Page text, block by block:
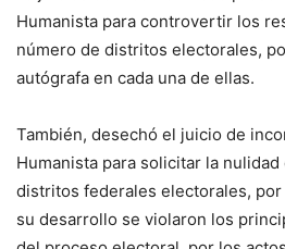
Humanista para controvertir los
número de distritos electorales,
autógrafa en cada una de ellas.
También, desechó el juicio de
Humanista para solicitar la nulidad
distritos federales electorales,
su desarrollo se violaron los